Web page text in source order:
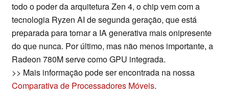
todo o poder da arquitetura Zen 4, o chip vem com a
tecnologia Ryzen AI de segunda geração, que está
preparada para tornar a IA generativa mais onipresente
do que nunca. Por último, mas não menos importante, a
Radeon 780M serve como GPU integrada.
>> Mais informação pode ser encontrada na nossa
Comparativa de Processadores Móveis.